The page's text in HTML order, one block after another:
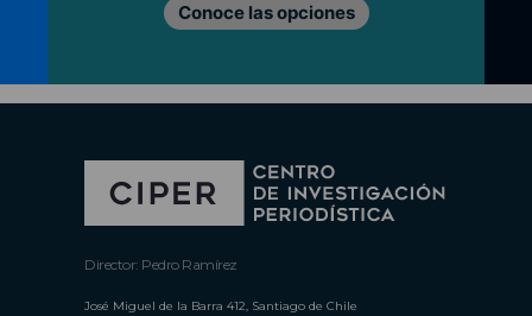
Conoce las opciones
Director: Pedro Ramírez
José Miguel de la Barra 412, Santiago de Chile